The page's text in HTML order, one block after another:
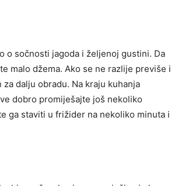
o sočnosti jagoda i željenoj gustini. Da
malo džema. Ako se ne razlije previše i
za dalju obradu. Na kraju kuhanja
dobro promiješajte još nekoliko
ga staviti u frižider na nekoliko minuta i